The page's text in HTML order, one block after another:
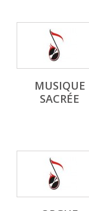
MUSIQUE
SACRÉE